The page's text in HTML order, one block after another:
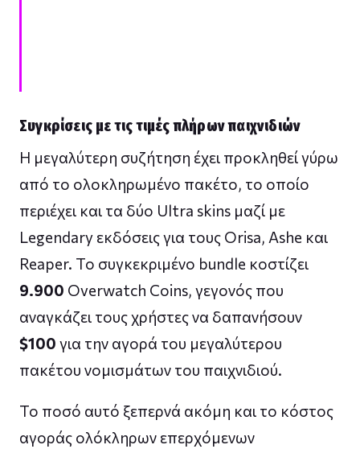
Συγκρίσεις με τις τιμές πλήρων παιχνιδιών
Η μεγαλύτερη συζήτηση έχει προκληθεί γύρω
από το ολοκληρωμένο πακέτο, το οποίο
περιέχει και τα δύο Ultra skins μαζί με
Legendary εκδόσεις για τους Orisa, Ashe και
Reaper. Το συγκεκριμένο bundle κοστίζει
9.900 Overwatch Coins, γεγονός που
αναγκάζει τους χρήστες να δαπανήσουν
$100 για την αγορά του μεγαλύτερου
πακέτου νομισμάτων του παιχνιδιού.
Το ποσό αυτό ξεπερνά ακόμη και το κόστος
αγοράς ολόκληρων επερχόμενων